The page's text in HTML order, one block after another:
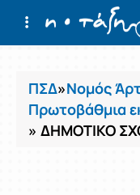
Μαθήματα
ΠΣΔ»Νομός
Πρωτοβάθμια
» ΔΗΜΟΤΙΚΟ